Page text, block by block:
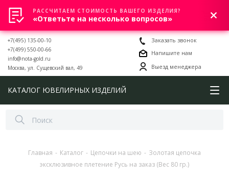
0
+7(495) 135-00-10
+7(499) 550-00-66
info@nota-gold.ru
Москва, ул. Сущевский вал, 49
Заказать звонок
Напишите нам
Выезд менеджера
КАТАЛОГ ЮВЕЛИРНЫХ ИЗДЕЛИЙ
Главная - Каталог - Цепочки на шею - Золотая цепочка
эксклюзивное плетение Русь на заказ (Вес 80 гр.)
РАССЧИТАЕМ СТОИМОСТЬ ВАШЕГО ИЗДЕЛИЯ?
«Ответьте на несколько вопросов»